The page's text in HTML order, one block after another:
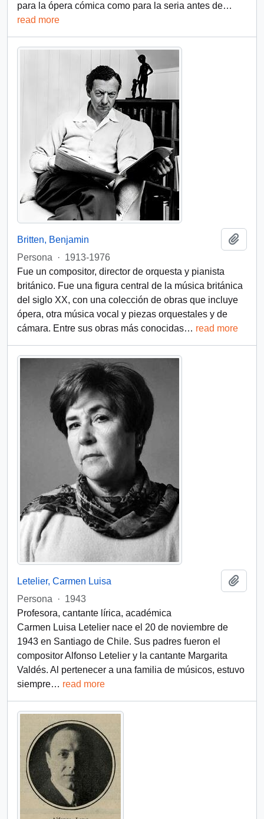
para la ópera cómica como para la seria antes de…
read more
Britten, Benjamin
Persona
· 1913-1976
Fue un compositor, director de orquesta y pianista
británico. Fue una figura central de la música británica
del siglo XX, con una colección de obras que incluye
ópera, otra música vocal y piezas orquestales y de
cámara. Entre sus obras más conocidas… read more
Letelier, Carmen Luisa
Persona
· 1943
Profesora, cantante lírica, académica
Carmen Luisa Letelier nace el 20 de noviembre de
1943 en Santiago de Chile. Sus padres fueron el
compositor Alfonso Letelier y la cantante Margarita
Valdés. Al pertenecer a una familia de músicos, estuvo
siempre… read more